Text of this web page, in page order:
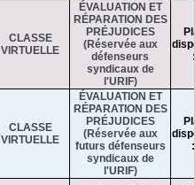
CLASSE
VIRTUELLE
ÉVALUATION ET
RÉPARATION DES
PRÉJUDICES
(Réservée aux
défenseurs
syndicaux de
l'URIF)
CLASSE
VIRTUELLE
ÉVALUATION ET
RÉPARATION DES
PRÉJUDICES
(Réservée aux
futurs défenseurs
syndicaux de
l'URIF)